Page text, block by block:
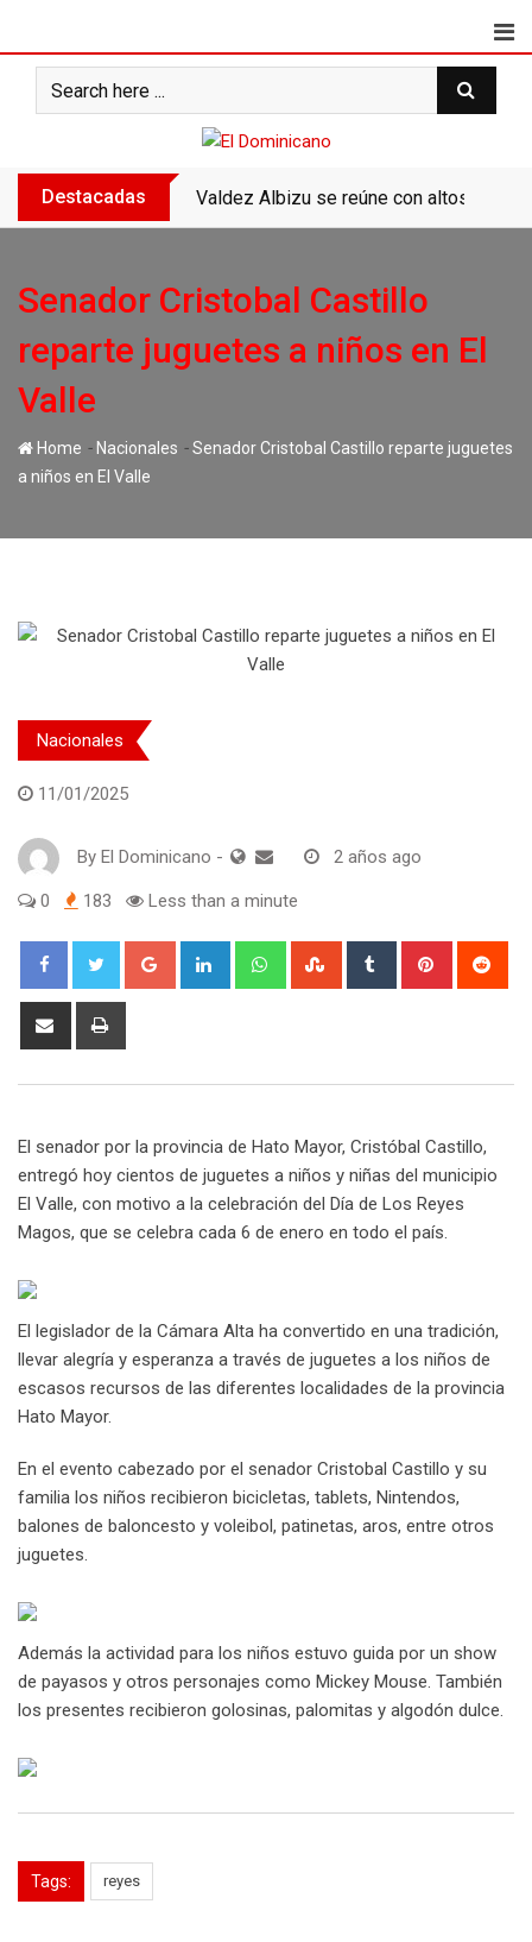
content
Destacadas Valdez Albizu se reúne con altos
Senador Cristobal Castillo
reparte juguetes a niños en El
Valle
Home - Nacionales -Senador Cristobal Castillo reparte juguetes
a niños en El Valle
Nacionales
11/01/2025
By El Dominicano - 2 años ago
0 183 Less than a minute
Google+ LinkedIn WhatsappStumbleUpon
Tumblr Pinterest
Share
El senador por la provincia de Hato Mayor, Cristóbal Castillo,
entregó hoy cientos de juguetes a niños y niñas del municipio
El Valle, con motivo a la celebración del Día de Los Reyes
Magos, que se celebra cada 6 de enero en todo el país.
El legislador de la Cámara Alta ha convertido en una tradición,
llevar alegría y esperanza a través de juguetes a los niños de
escasos recursos de las diferentes localidades de la provincia
Hato Mayor.
En el evento cabezado por el senador Cristobal Castillo y su
familia los niños recibieron bicicletas, tablets, Nintendos,
balones de baloncesto y voleibol, patinetas, aros, entre otros
juguetes.
Además la actividad para los niños estuvo guida por un show
de payasos y otros personajes como Mickey Mouse. También
los presentes recibieron golosinas, palomitas y algodón dulce.
Tags: reyes